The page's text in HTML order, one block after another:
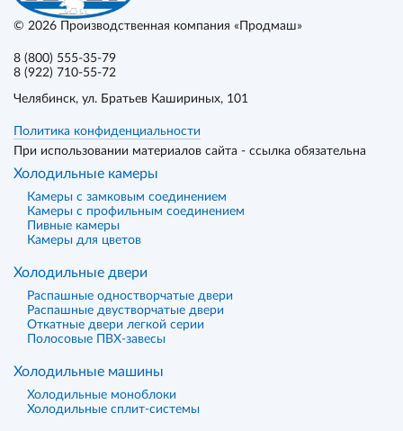
© 2026 Производственная компания «Продмаш»
8 (800) 555-35-79
8 (922) 710-55-72
Челябинск, ул. Братьев Кашириных, 101
Политика конфиденциальности
При использовании материалов сайта - ссылка обязательна
Холодильные камеры
Камеры с замковым соединением
Камеры с профильным соединением
Пивные камеры
Камеры для цветов
Холодильные двери
Распашные одностворчатые двери
Распашные двустворчатые двери
Откатные двери легкой серии
Полосовые ПВХ-завесы
Холодильные машины
Холодильные моноблоки
Холодильные сплит-системы